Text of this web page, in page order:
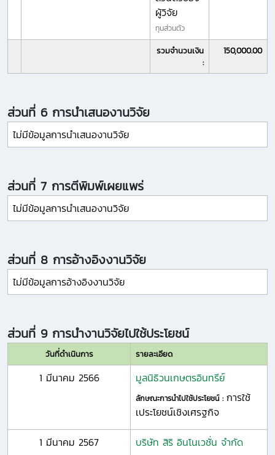
ผู้วิจัย
ทุนส่วนตัว
รวมจำนวนเงิน
:
150,000.00
ส่วนที่ 6 การนำเสนองานวิจัย
ไม่มีข้อมูลการนำเสนองานวิจัย
ส่วนที่ 7 การตีพิมพ์เผยแพร่
ไม่มีข้อมูลการนำเสนองานวิจัย
ส่วนที่ 8 การอ้างอิงงานวิจัย
ไม่มีข้อมูลการอ้างอิงงานวิจัย
ส่วนที่ 9 การนำงานวิจัยไปใช้ประโยชน์
วันที่ดำเนินการ รายละเอียด
1 มีนาคม 2566 มูลนิธิวนเกษตรอินทรีย์
ลักษณะการนำไปใช้ประโยชน์ : การใช้
เประโยชน์เชิงเศรฐกิจ
1 มีนาคม 2567 บริษัท สิริ อินโนเวชั่น จำกัด